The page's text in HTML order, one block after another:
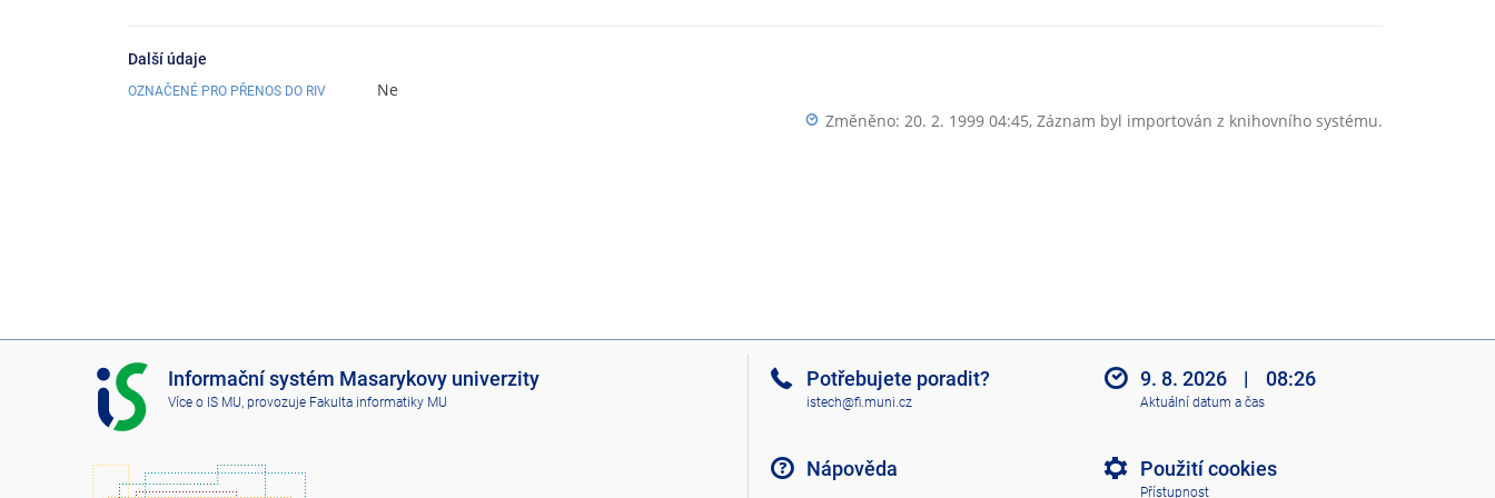
Další údaje
OZNAČENÉ PRO PŘENOS DO RIV
Ne
Změněno: 20. 2. 1999 04:45, Záznam byl importován z knihovního systému.
I
S
M
Informační systém Masarykovy univerzity
Více o IS MU, provozuje Fakulta informatiky MU
Potřebujete poradit?
istech@fi.muni.cz
Nápověda
9. 8. 2026 | 08:26
Aktuální datum a čas
Použití cookies
Přístupnost